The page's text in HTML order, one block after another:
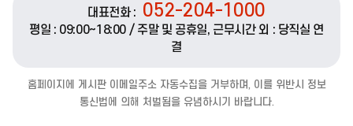
대표전화 : 052-204-1000
평일 : 09:00~18:00 / 주말 및 공휴일, 근무시간 외 : 당직실 연
결
홈페이지에 게시판 이메일주소 자동수집을 거부하며, 이를 위반시 정보
통신법에 의해 처벌됨을 유념하시기 바랍니다.